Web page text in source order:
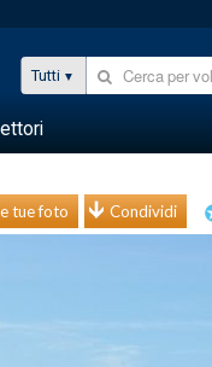
Tutti
tue foto Condividi